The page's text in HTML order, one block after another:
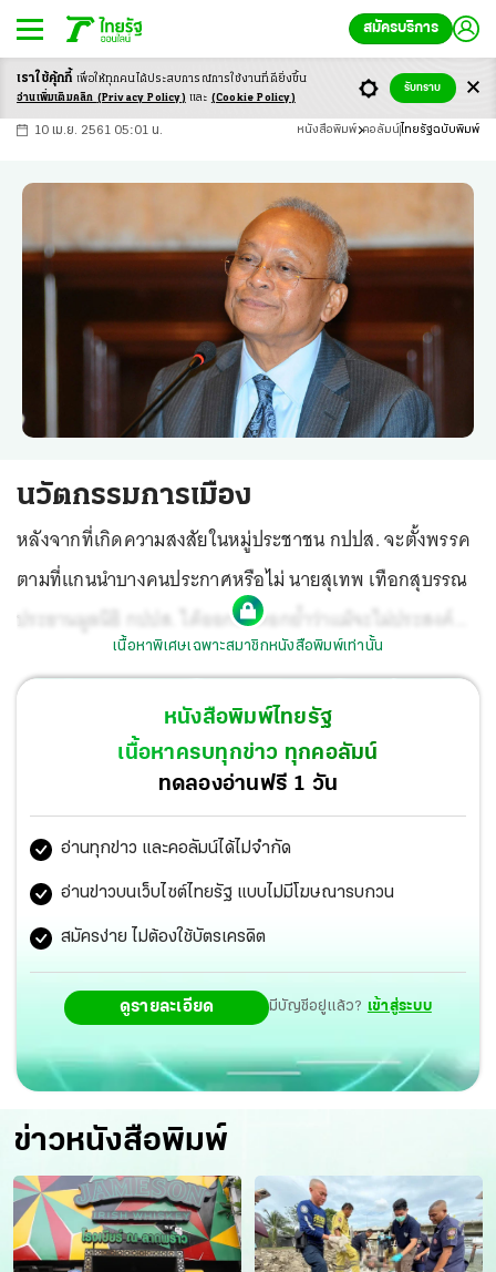
สมัครบริการ
-ก ก ก+
10 เม.ย. 2561 05:01 น. หนังสือพิมพ์ คอลัมน์ ไทยรัฐฉบับพิมพ์
นวัตกรรมการเมือง
หลังจากที่เกิดความสงสัยในหมู่ประชาชน กปปส. จะตั้งพรรค
ตามที่แกนนำบางคนประกาศหรือไม่ นายสุเทพ เทือกสุบรรณ
ประธานมูลนิธิ กปปส. ได้ออกมาตอกย้ำว่าแม้จะไม่ประสงค์
ตำแหน่งทางการเมือง แต่ก็มีหน้าที่ดูแลงานการเมือง ขอให้
ติดตามต่อไป จะพบนวัตกรรมใหม่ๆทางการเมือง โดยมี
กระบวนการประชาชนและพรรคการเมืองประชาชนทำหน้าที่นี้
เนื้อหาพิเศษเฉพาะสมาชิกหนังสือพิมพ์เท่านั้น
หนังสือพิมพ์ไทยรัฐ
เนื้อหาครบทุกข่าว ทุกคอลัมน์
ทดลองอ่านฟรี 1 วัน
อ่านทุกข่าว และคอลัมน์ได้ไม่จำกัด
อ่านข่าวบนเว็บไซต์ไทยรัฐ แบบไม่มีโฆษณารบกวน
สมัครง่าย ไม่ต้องใช้บัตรเครดิต
ดูรายละเอียด มีบัญชีอยู่แล้ว? เข้าสู่ระบบ
ข่าวหนังสือพิมพ์
เราใช้คุ้กกี้ เพื่อให้ทุกคนได้ประสบการณ์การใช้งานที่ดียิ่งขึ้น
อ่านเพิ่มเติมคลิก (Privacy Policy) และ (Cookie Policy)
รับทราบ